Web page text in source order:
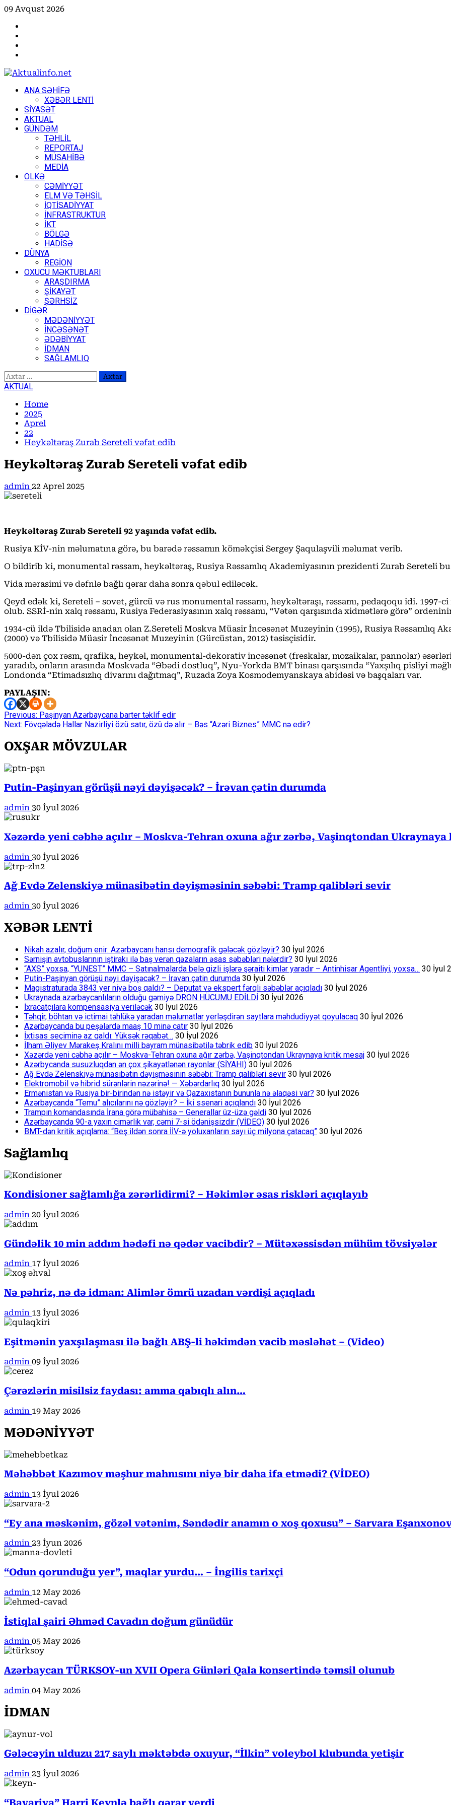
Skip
content
09 Avqust 2026
PrimaryANA SƏHİFƏ
XƏBƏR LENTİ
SİYASƏT
AKTUAL
GÜNDƏM
TƏHLİL
REPORTAJ
MÜSAHİBƏ
MEDİA
ÖLKƏ
CƏMİYYƏT
ELM VƏ TƏHSİL
İQTİSADİYYAT
İNFRASTRUKTUR
İKT
BÖLGƏ
HADİSƏ
DÜNYA
REGİON
OXUCU MƏKTUBLARI
ARAŞDIRMA
ŞİKAYƏT
ŞƏRHSİZ
DİGƏR
MƏDƏNİYYƏT
İNCƏSƏNƏT
ƏDƏBİYYAT
İDMAN
SAĞLAMLIQ
Axtarış:
AKTUAL
Home
2025
Aprel
22
Heykəltəraş Zurab Sereteli vəfat edib
Heykəltəraş Zurab Sereteli vəfat edib
admin 22 Aprel 2025
Heykəltəraş Zurab Sereteli 92 yaşında vəfat edib.
Rusiya KİV-nin məlumatına görə, bu barədə rəssamın köməkçisi Sergey Şaqulaşvili məlumat verib.
O bildirib ki, monumental rəssam, heykəltəraş, Rusiya Rəssamlıq Akademiyasının prezidenti Zurab Sereteli
Vida mərasimi və dəfnlə bağlı qərar daha sonra qəbul ediləcək.
Qeyd edək ki, Sereteli – sovet, gürcü və rus monumental rəssamı, heykəltəraşı, rəssamı, pedaqoqu idi. 1997-
olub. SSRİ-nin xalq rəssamı, Rusiya Federasiyasının xalq rəssamı, “Vətən qarşısında xidmətlərə görə”
1934-cü ildə Tbilisidə anadan olan Z.Sereteli Moskva Müasir İncəsənət Muzeyinin (1995), Rusiya Rəssamlıq
(2000) və Tbilisidə Müasir İncəsənət Muzeyinin (Gürcüstan, 2012) təsisçisidir.
5000-dən çox rəsm, qrafika, heykəl, monumental-dekorativ incəsənət (freskalar, mozaikalar, pannolar)
yaradıb, onların arasında Moskvada “Əbədi dostluq”, Nyu-Yorkda BMT binası qarşısında “Yaxşılıq pisliyi
Londonda “Etimadsızlıq divarını dağıtmaq”, Ruzada Zoya Kosmodemyanskaya abidəsi və başqaları var.
PAYLAŞIN:
Continue
Reading
Previous: Paşinyan Azərbaycana barter təklif edir
Next: Fövqəladə Hallar Nazirliyi özü satır, özü də alır – Bəs “Azəri Biznes” MMC nə edir?
OXŞAR MÖVZULAR
Putin-Paşinyan görüşü nəyi dəyişəcək? – İrəvan çətin durumda
admin 30 İyul 2026
Xəzərdə yeni cəbhə açılır – Moskva-Tehran oxuna ağır zərbə, Vaşinqtondan
admin 30 İyul 2026
Ağ Evdə Zelenskiyə münasibətin dəyişməsinin səbəbi: Tramp qalibləri sevir
admin 30 İyul 2026
XƏBƏR LENTİ
Nikah azalır, doğum enir: Azərbaycanı hansı demoqrafik gələcək gözləyir? 30 İyul 2026
Sərnişin avtobuslarının iştirakı ilə baş verən qəzaların əsas səbəbləri nələrdir? 30 İyul 2026
“AXS” yoxsa, “YUNEST” MMC – Satınalmalarda belə gizli işlərə şəraiti kimlər yaradır – Antinhisar Agentliyi, yoxsa… 30 İyul
Putin-Paşinyan görüşü nəyi dəyişəcək? – İrəvan çətin durumda 30 İyul 2026
Magistraturada 3843 yer niyə boş qaldı? – Deputat və ekspert fərqli səbəblər açıqladı 30 İyul 2026
Ukraynada azərbaycanlıların olduğu gəmiyə DRON HÜCUMU EDİLDİ 30 İyul 2026
İxracatçılara kompensasiya veriləcək 30 İyul 2026
Təhqir, böhtan və ictimai təhlükə yaradan məlumatlar yerləşdirən saytlara məhdudiyyət qoyulacaq 30 İyul 2026
Azərbaycanda bu peşələrdə maaş 10 minə çatır 30 İyul 2026
İxtisas seçiminə az qaldı: Yüksək rəqabət… 30 İyul 2026
İlham Əliyev Mərakeş Kralını milli bayram münasibətilə təbrik edib 30 İyul 2026
Xəzərdə yeni cəbhə açılır – Moskva-Tehran oxuna ağır zərbə, Vaşinqtondan Ukraynaya kritik mesaj 30 İyul 2026
Azərbycanda susuzluqdan ən çox şikayətlənən rayonlar (SİYAHI) 30 İyul 2026
Ağ Evdə Zelenskiyə münasibətin dəyişməsinin səbəbi: Tramp qalibləri sevir 30 İyul 2026
Elektromobil və hibrid sürənlərin nəzərinə! — Xəbərdarlıq 30 İyul 2026
Ermənistan və Rusiya bir-birindən nə istəyir və Qazaxıstanın bununla nə əlaqəsi var? 30 İyul 2026
Azərbaycanda “Temu” alıcılarını nə gözləyir? – İki ssenari açıqlandı 30 İyul 2026
Trampın komandasında İrana görə mübahisə – Generallar üz-üzə gəldi 30 İyul 2026
Azərbaycanda 90-a yaxın çimərlik var, cəmi 7-si ödənişsizdir (VİDEO) 30 İyul 2026
BMT-dən kritik açıqlama: “Beş ildən sonra İİV-ə yoluxanların sayı üç milyona çatacaq” 30 İyul 2026
Sağlamlıq
Kondisioner sağlamlığa zərərlidirmi? – Həkimlər əsas riskləri açıqlayıb
admin 20 İyul 2026
Gündəlik 10 min addım hədəfi nə qədər vacibdir? – Mütəxəssisdən mühüm tövsiyələr
admin 17 İyul 2026
Nə pəhriz, nə də idman: Alimlər ömrü uzadan vərdişi açıqladı
admin 13 İyul 2026
Eşitmənin yaxşılaşması ilə bağlı ABŞ-li həkimdən vacib məsləhət – (Video)
admin 09 İyul 2026
Çərəzlərin misilsiz faydası: amma qabıqlı alın…
admin 19 May 2026
MƏDƏNİYYƏT
Məhəbbət Kazımov məşhur mahnısını niyə bir daha ifa etmədi? (VİDEO)
admin 13 İyul 2026
“Ey ana məskənim, gözəl vətənim, Səndədir anamın o xoş qoxusu” – Sarvara
admin 23 İyun 2026
“Odun qorunduğu yer”, maqlar yurdu… – İngilis tarixçi
admin 12 May 2026
İstiqlal şairi Əhməd Cavadın doğum günüdür
admin 05 May 2026
Azərbaycan TÜRKSOY-un XVII Opera Günləri Qala konsertində təmsil olunub
admin 04 May 2026
İDMAN
Gələcəyin ulduzu 217 saylı məktəbdə oxuyur, “İlkin” voleybol klubunda yetişir
admin 23 İyul 2026